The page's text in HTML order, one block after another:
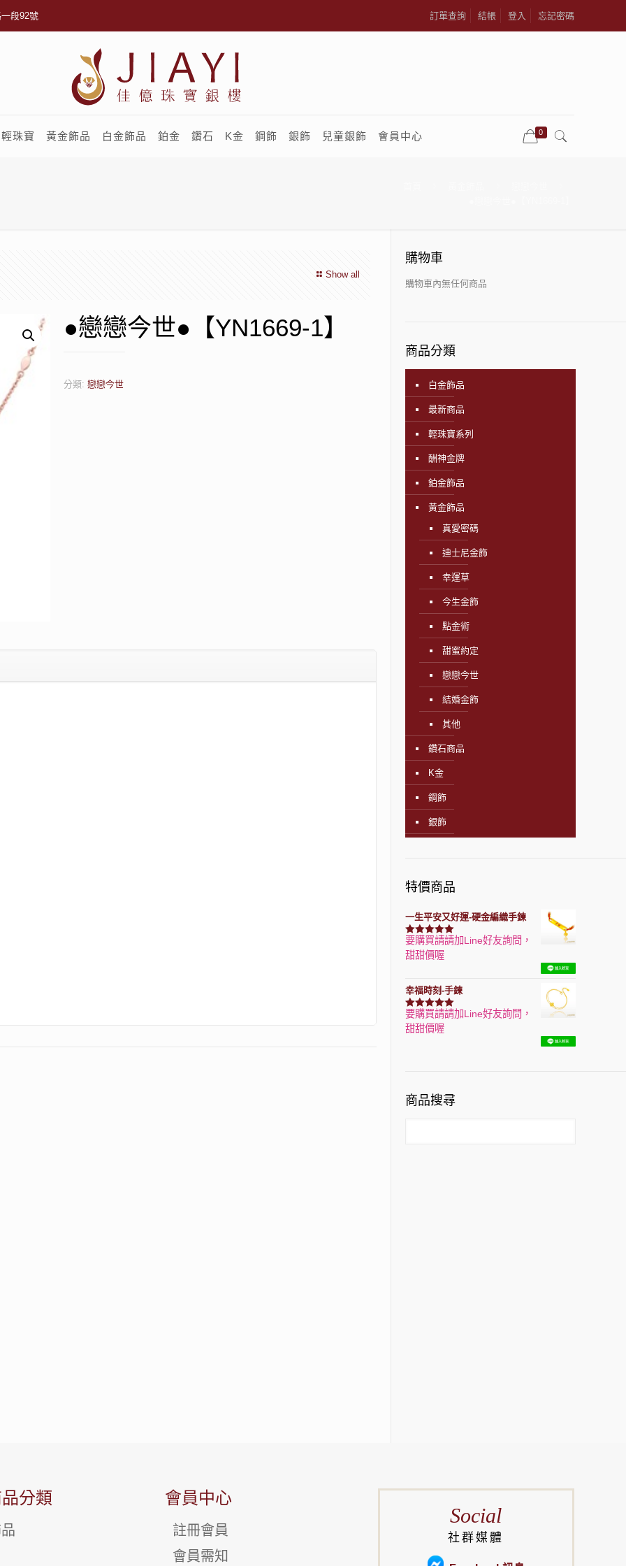
段92號 訂單查詢 結帳 登入 忘記密碼
輕珠寶 黃金飾品 白金飾品 鉑金 鑽石 K金 鋼飾 銀飾 兒童銀飾 會員中心 0
Show all
●戀戀今世●【YN1669-1】
分類: 戀戀今世
購物車
購物車內無任何商品
商品分類
白金飾品
最新商品
輕珠寶系列
酬神金牌
鉑金飾品
黃金飾品
真愛密碼
迪士尼金飾
幸運草
今生金飾
點金術
甜蜜約定
戀戀今世
結婚金飾
其他
鑽石商品
K金
鋼飾
銀飾
特價商品
一生平安又好運-硬金編織手鍊
評分7740滿分 5
要購買請請加Line好友詢問，
甜甜價喔
幸福時刻-手鍊
評分3150滿分 5
要購買請請加Line好友詢問，
甜甜價喔
商品搜尋
分類 會員中心
註冊會員
會員需知
Social
社群媒體